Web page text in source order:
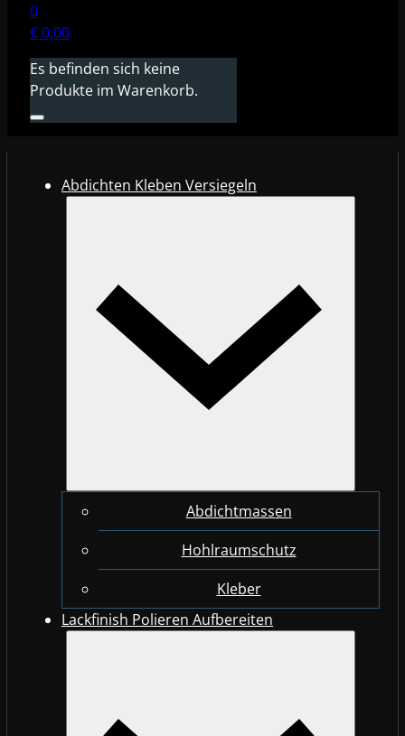
0
€0,00
Es befinden sich keine
Produkte im Warenkorb.
Abdichten Kleben Versiegeln
Abdichtmassen
Hohlraumschutz
Kleber
Lackfinish Polieren Aufbereiten